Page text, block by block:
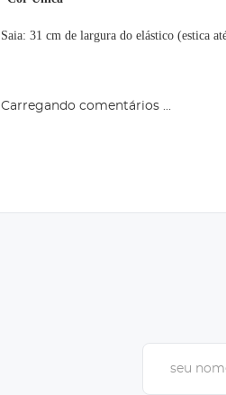
Saia: 31 cm de largura do elástico (estica
Carregando comentários ...